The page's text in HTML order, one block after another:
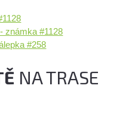
známka #1128
#258
NA TRASE